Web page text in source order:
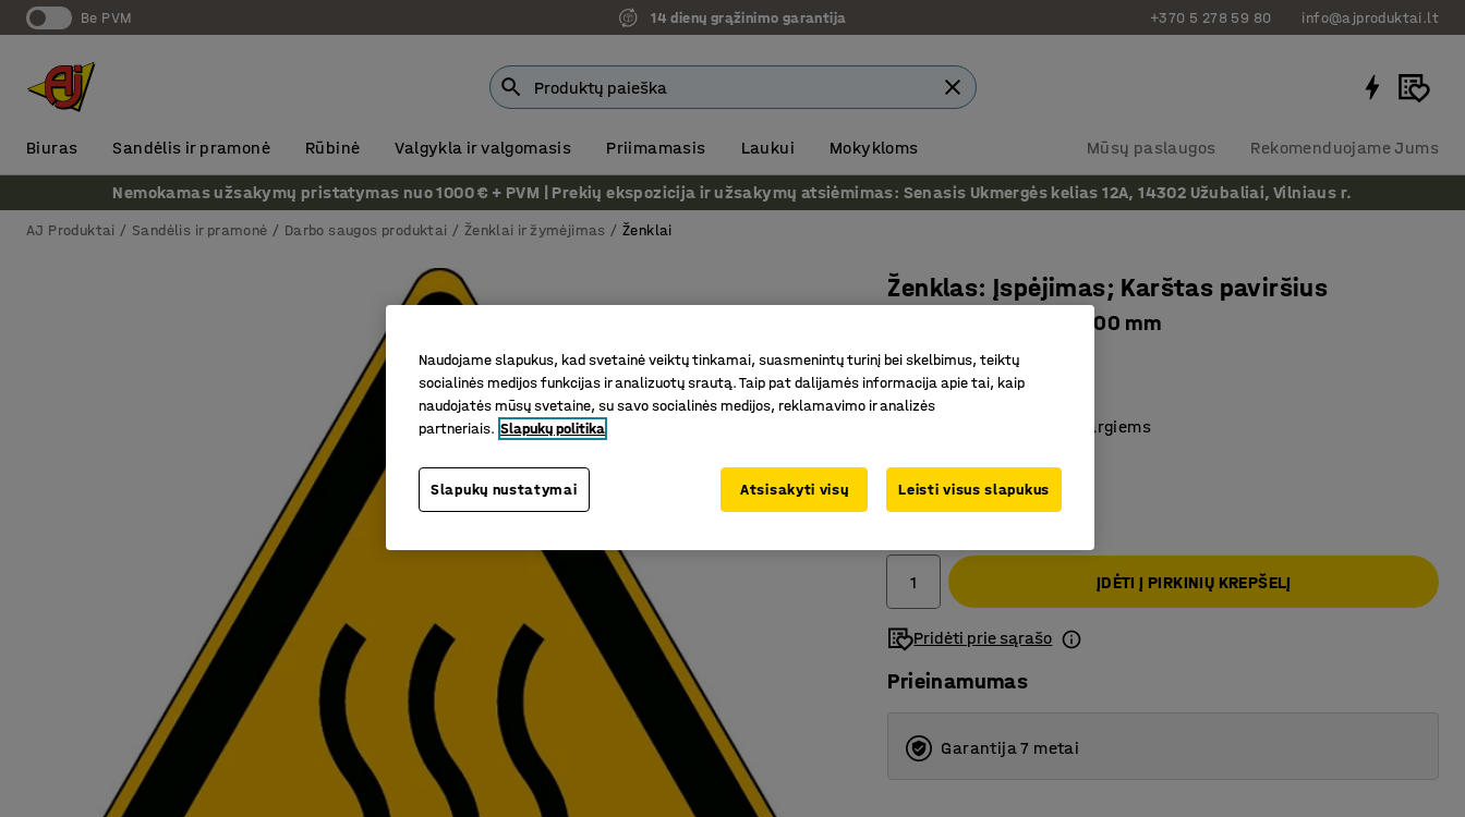
Be PVM 14 dienų grąžinimo garantija +370 5 278 59 80 info@ajproduktai.lt
Biuras Sandėlis ir pramonė Rūbinė Valgykla ir valgomasis Priimamasis Laukui Mokykloms Mūsų paslaugos Rekomenduojame Jums
Nemokamas užsakymų pristatymas nuo 1000 € + PVM | Prekių ekspozicija ir užsakymų atsiėmimas: Senasis Ukmergės kelias 12A, 14302 Užubaliai, Vilniaus r.
AJ Produktai Sandėlis ir pramonė Darbo saugos produktai Ženklai ir žymėjimas Ženklai
Ženklas: Įspėjimas; Karštas paviršius
Lipnus pliesteris, H 200 mm
Prekės kodas:306319
EN ISO 7010
Ragina žmones būti atsargiems
3.80€
ĮDĖTI Į PIRKINIŲ KREPŠELĮ
Pridėti prie sąrašo
Prieinamumas
Garantija 7 metai
Naudojame slapukus, kad svetainė veiktų tinkamai, suasmenintų turinį bei skelbimus, teiktų
socialinės medijos funkcijas ir analizuotų srautą. Taip pat dalijamės informacija apie tai, kaip
naudojatės mūsų svetaine, su savo socialinės medijos, reklamavimo ir analizės
partneriais. Slapukų politika
Slapukų nustatymai Atsisakyti visų Leisti visus slapukus